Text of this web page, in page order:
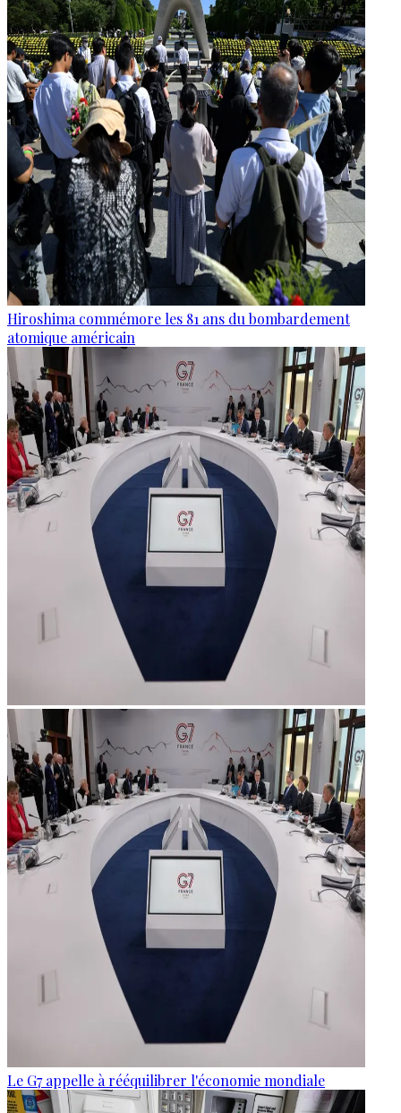
Hiroshima commémore les 81 ans du bombardement
atomique américain
Le G7 appelle à rééquilibrer l'économie mondiale